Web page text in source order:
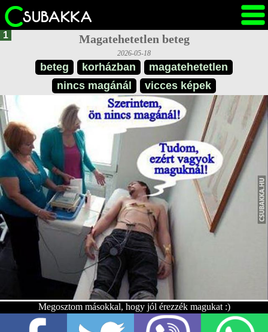
1 Magatehetetlen beteg
2026-05-18
beteg korházban
magatehetetlen
nincs magánál
vicces képek
Megosztom másokkal, hogy jól érezzék magukat :)